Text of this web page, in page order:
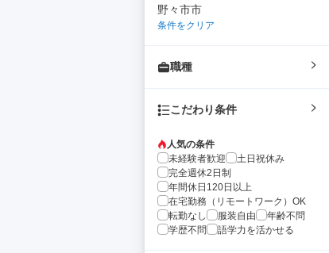
野々市市
条件をクリア
職種
こだわり条件
人気の条件
未経験者歓迎
土日祝休み
完全週休2日制
年間休日120日以上
在宅勤務（リモートワーク）OK
転勤なし
服装自由
年齢不問
学歴不問
語学力を活かせる